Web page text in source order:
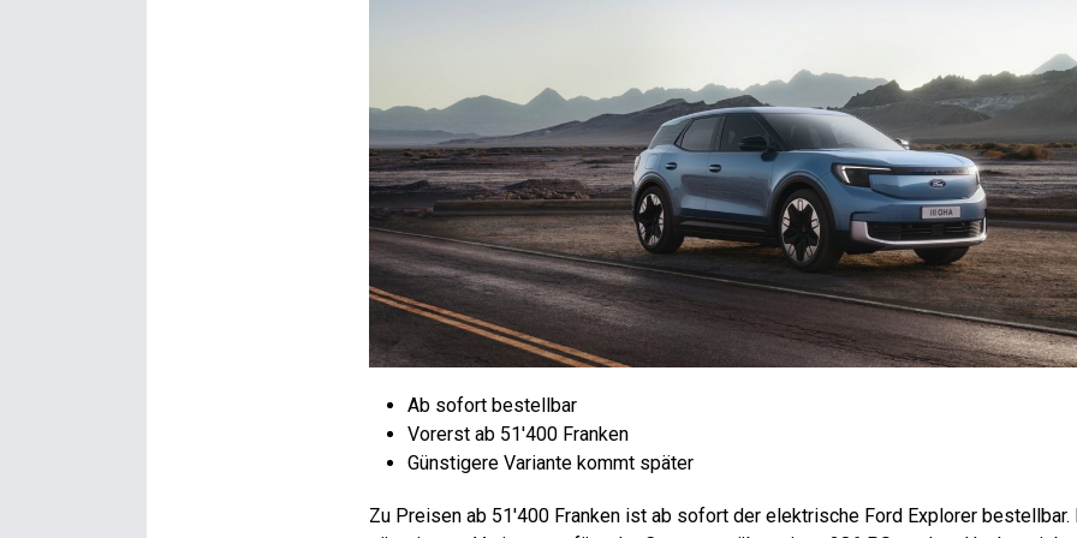
Ab sofort bestellbar
Vorerst ab 51'400 Franken
Günstigere Variante kommt später
Zu Preisen ab 51'400 Franken ist ab sofort der elektrische Ford Explorer bestellbar.